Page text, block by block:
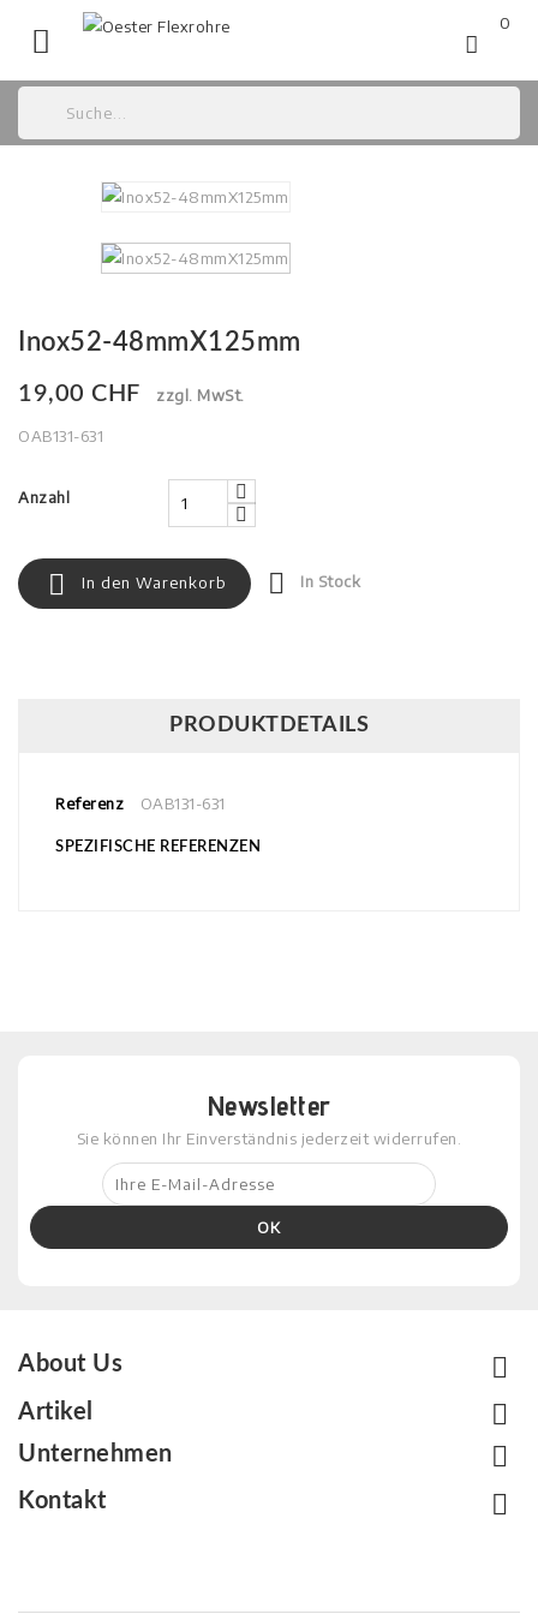

0
Inox52-48mmX125mm
19,00 CHF zzgl. MwSt.
OAB131-631
Anzahl
 In den Warenkorb  In Stock
PRODUKTDETAILS
Referenz OAB131-631
SPEZIFISCHE REFERENZEN
Newsletter
Sie können Ihr Einverständnis jederzeit widerrufen.
About Us 
Artikel 
Unternehmen 
Kontakt 